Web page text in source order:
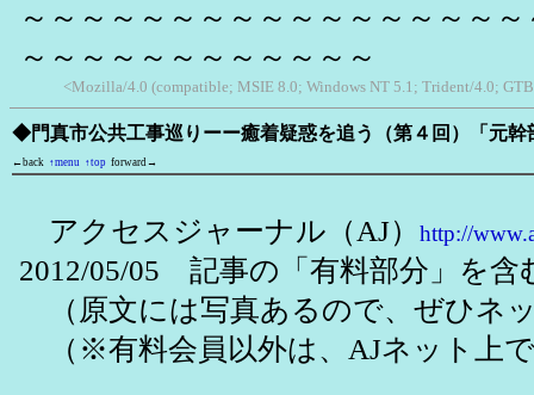
～～～～～～～～～～～～～～～～
～～～～～～～～～～～～
<Mozilla/4.0 (compatible; MSIE 8.0; Windows NT 5.1; Trident/4.0;
◆門真市公共工事巡りーー癒着疑惑を追う（第４回）「元幹
←back ↑menu ↑top forward→
アクセスジャーナル（AJ） http://
2012/05/05 記事の「有料部分」を含
（原文には写真あるので、ぜひネ
（※有料会員以外は、AJネット上